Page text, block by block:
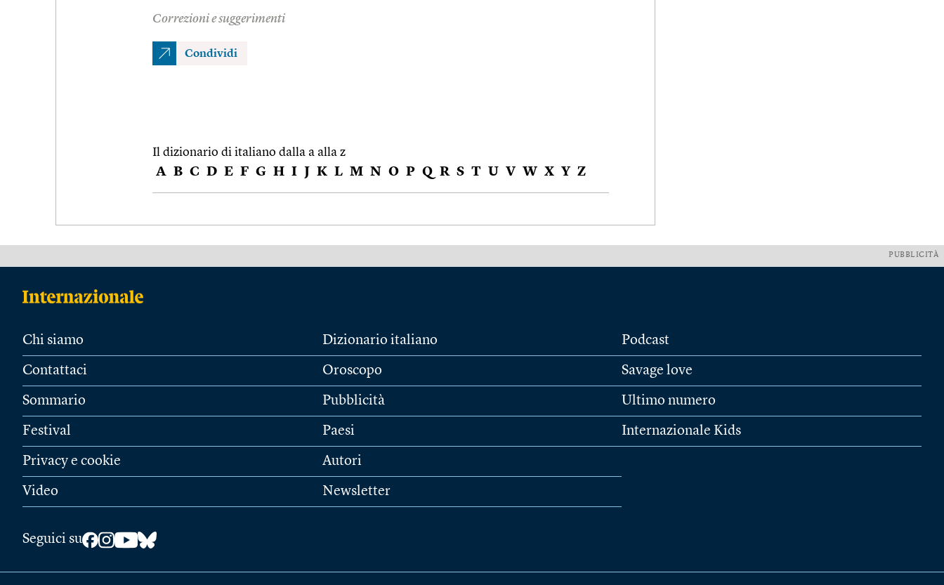
Correzioni e suggerimenti
Condividi
Il dizionario di italiano dalla a alla z
A B C D E F G H I J K L M N O P Q R S T U V W X Y Z
PUBBLICITÀ
Chi siamo
Contattaci
Sommario
Festival
Privacy e cookie
Video
Dizionario italiano
Oroscopo
Pubblicità
Paesi
Autori
Newsletter
Podcast
Savage love
Ultimo numero
Internazionale Kids
Seguici su